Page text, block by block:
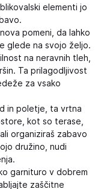
elementi jo
pomeni, da lahko
glede na svojo željo.
na neravnih tleh,
Ta prilagodljivost
za vsako
in poletje, ta vrtna
kot so terase,
organiziraš zabavo
družino, nudi
garnituro v dobrem
zaščitne